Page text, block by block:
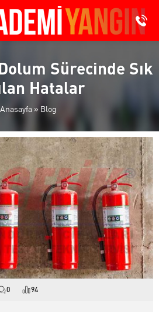
Sürecinde Sık
Hatalar
Anasayfa» Blog
0 94